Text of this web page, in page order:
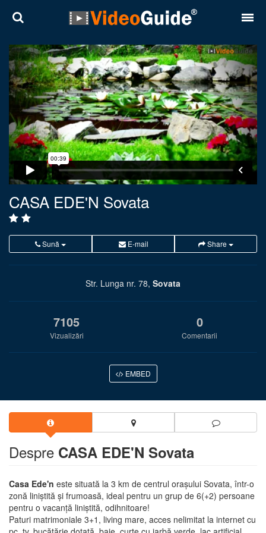
CASA EDE'N Sovata
Sună E-mail Share
Str. Lunga nr. 78, Sovata
7105
Vizualizări
0
Comentarii
EMBED
Despre CASA EDE'N Sovata
Casa Ede'n este situată la 3 km de centrul orașului Sovata, într-o
zonă liniștită și frumoasă, ideal pentru un grup de 6(+2) persoane
pentru o vacanță liniștită, odihnitoare!
Paturi matrimoniale 3+1, living mare, acces nelimitat la internet cu
Locuri
Destinații
Prețuri
Contact
Despre noi
Reguli de confidentialitate
Română
English